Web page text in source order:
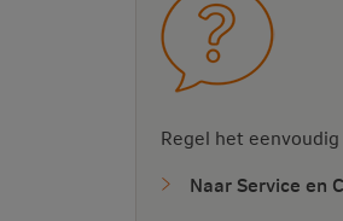
Regel het
Naar Service en